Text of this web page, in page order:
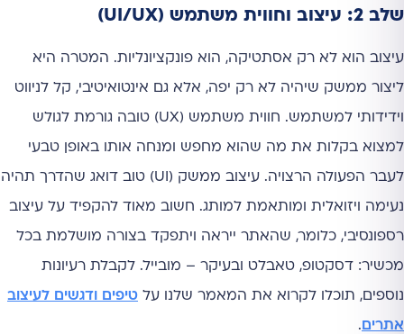
שלב 2: עיצוב וחווית משתמש (UI/UX)
עיצוב הוא לא רק אסתטיקה, הוא פונקציונליות. המטרה היא
ליצור ממשק שיהיה לא רק יפה, אלא גם אינטואיטיבי, קל לניווט
וידידותי למשתמש. חווית משתמש (UX) טובה גורמת לגולש
למצוא בקלות את מה שהוא מחפש ומנחה אותו באופן טבעי
לעבר הפעולה הרצויה. עיצוב ממשק (UI) טוב דואג שהדרך תהיה
נעימה ויזואלית ומותאמת למותג. חשוב מאוד להקפיד על עיצוב
רספונסיבי, כלומר, שהאתר ייראה ויתפקד בצורה מושלמת בכל
מכשיר: דסקטופ, טאבלט ובעיקר – מובייל. לקבלת רעיונות
נוספים, תוכלו לקרוא את המאמר שלנו על טיפים ודגשים לעיצוב
אתרים.